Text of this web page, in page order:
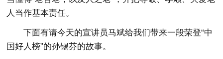
人当作基本责任。
下面有请今天的宣讲员马斌给我们带来一段荣登“中
国好人榜”的孙锡芬的故事。